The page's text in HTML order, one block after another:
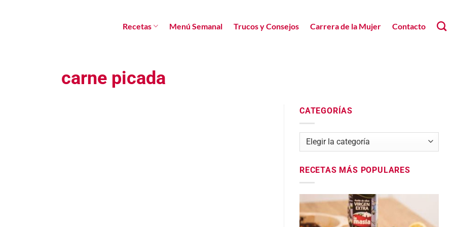
Recetas Menú Semanal Trucos y Consejos Carrera de la Mujer Contacto
carne picada
CATEGORÍAS
Categorías
RECETAS MÁS POPULARES